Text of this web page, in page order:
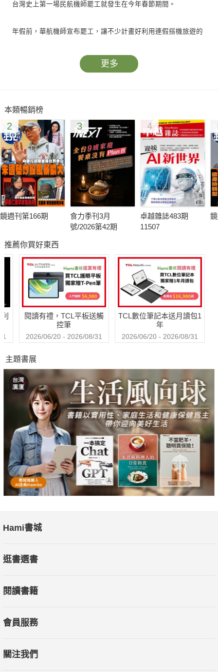
台灣史上第一場民航機師罷工就發生在今年春節期間。
年假前，華航機師宣布罷工，讓不少計畫好利用連假搭機旅遊的
發動罷工的機師工會以「失去信任感」為由，拒絕主管勞工業務
頻頻出現勞資糾紛和罷工，已讓華航小股東們投下不信任票，開
春後華航股價一度跌破面額。
而在政治效應上，有人擔心華航董事長何煖軒的強勢會搞壞勞資
關係，進而影響總統選情。也有執政黨立委點名他下台，一場
「拔何」已然展開。
罷工拖愈久，何煖軒不適任的聲浪就會愈大。3年前華航空服員
乎也適用在何煖軒的身上。
◎林哲良
更多
本類暢銷榜
2
鏡週刊第166期
3
食力季刊3月
號/2026第42期
4
卓越雜誌483期
11507
推薦你買好東西
閱讀有禮，TCL平板送觸
控筆
2026/06/20 - 2026/08/31
TCL數位筆記本送月讀包1
年
2026/06/20 - 2026/08/31
主題書展
Hami書城
逛書選書
閱讀書籍
會員服務
關注我們